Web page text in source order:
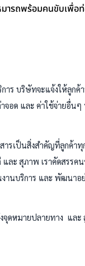
รถพร้อมคนขับเพื่อท่
าร บริษัทจะแจ้งให้ลูกค้
จอด และ ค่าใช้จ่ายอื่น
รเป็นสิ่งสำคัญที่ลูกค้าทุ
ละ สุภาพ เราคัดสรรค
านบริการ และ พัฒนาอ
จุดหมายปลายทาง และ